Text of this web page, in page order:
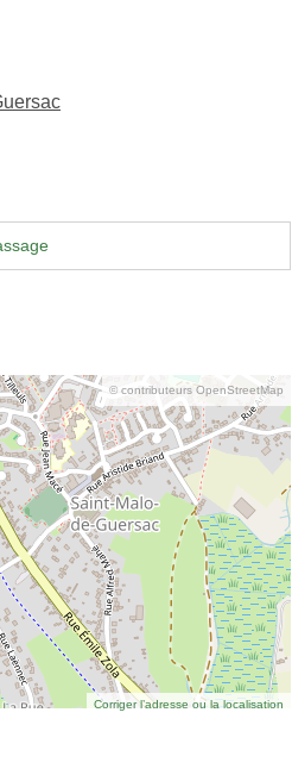
© contributeurs OpenStreetMap
Corriger l’adresse ou la localisation